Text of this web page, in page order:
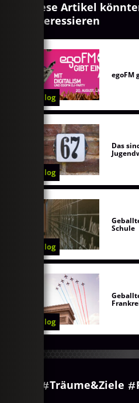
Diese Artikel
interessieren
Blog
egoFM
Blog
Das
Blog
Schule
Blog
Träume&Ziele